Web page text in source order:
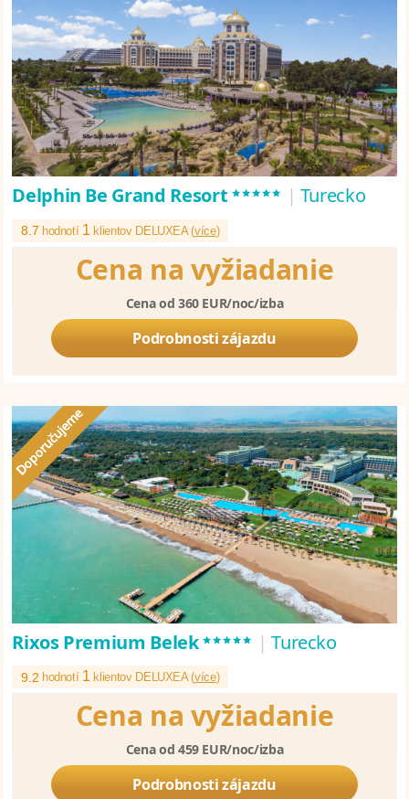
Delphin Be Grand Resort***** | Turecko
8.7 hodnotí 1 klientov DELUXEA (více)
Cena na vyžiadanie
Cena od 360 EUR/noc/izba
Podrobnosti zájazdu
Rixos Premium Belek***** | Turecko
9.2 hodnotí 1klientov DELUXEA (více)
Cena na vyžiadanie
Cena od 459 EUR/noc/izba
Podrobnosti zájazdu